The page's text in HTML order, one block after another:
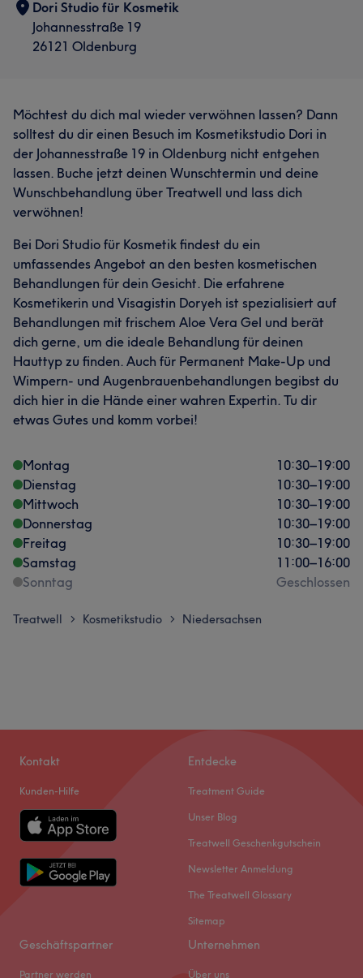
Dori Studio für Kosmetik
Johannesstraße 19
26121 Oldenburg
Möchtest du dich mal wieder verwöhnen lassen? Dann
solltest du dir einen Besuch im Kosmetikstudio Dori in
der Johannesstraße 19 in Oldenburg nicht entgehen
lassen. Buche jetzt deinen Wunschtermin und deine
Wunschbehandlung über Treatwell und lass dich
verwöhnen!
Bei Dori Studio für Kosmetik findest du ein
umfassendes Angebot an den besten kosmetischen
Behandlungen für dein Gesicht. Die erfahrene
Kosmetikerin und Visagistin Doryeh ist spezialisiert auf
Behandlungen mit frischem Aloe Vera Gel und berät
dich gerne, um die ideale Behandlung für deinen
Hauttyp zu finden. Auch für Permanent Make-Up und
Wimpern- und Augenbrauenbehandlungen begibst du
dich hier in die Hände einer wahren Expertin. Tu dir
etwas Gutes und komm vorbei!
Montag 10:30–19:00
Dienstag
10:30–19:00
Mittwoch
10:30–19:00
Donnerstag
10:30–19:00
Freitag
10:30–19:00
Samstag
11:00–16:00
Sonntag
Geschlossen
Treatwell > Kosmetikstudio > Niedersachsen
Kontakt
Kunden-Hilfe
Entdecke
Treatment Guide
Unser Blog
Treatwell Geschenkgutschein
Newsletter Anmeldung
The Treatwell Glossary
Sitemap
Geschäftspartner
Partner werden
Unternehmen
Über uns